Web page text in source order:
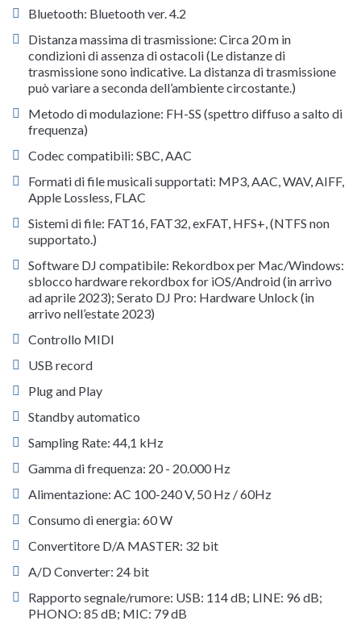
Bluetooth: Bluetooth ver. 4.2
Distanza massima di trasmissione: Circa 20 m in
condizioni di assenza di ostacoli (Le distanze di
trasmissione sono indicative. La distanza di trasmissione
può variare a seconda dell’ambiente circostante.)
Metodo di modulazione: FH-SS (spettro diffuso a salto di
frequenza)
Codec compatibili: SBC, AAC
Formati di file musicali supportati: MP3, AAC, WAV, AIFF,
Apple Lossless, FLAC
Sistemi di file: FAT16, FAT32, exFAT, HFS+, (NTFS non
supportato.)
Software DJ compatibile: Rekordbox per Mac/Windows:
sblocco hardware rekordbox for iOS/Android (in arrivo
ad aprile 2023); Serato DJ Pro: Hardware Unlock (in
arrivo nell’estate 2023)
Controllo MIDI
USB record
Plug and Play
Standby automatico
Sampling Rate: 44,1 kHz
Gamma di frequenza: 20 - 20.000 Hz
Alimentazione: AC 100-240 V, 50 Hz / 60Hz
Consumo di energia: 60 W
Convertitore D/A MASTER: 32 bit
A/D Converter: 24 bit
Rapporto segnale/rumore: USB: 114 dB; LINE: 96 dB;
PHONO: 85 dB; MIC: 79 dB